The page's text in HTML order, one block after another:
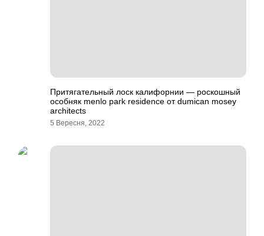
Притягательный лоск калифорнии — роскошный
особняк menlo park residence от dumican mosey
architects
5 Вересня, 2022